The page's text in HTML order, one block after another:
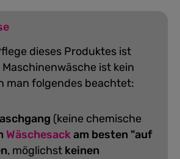
dieses Produktes ist
ist kein
man folgendes beachtet:
(keine chemische
Wäschesackam besten "auf
, möglichst keinen